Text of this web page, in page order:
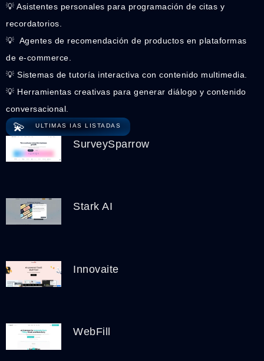
💡 Asistentes personales para programación de citas y
recordatorios.
💡 ️ Agentes de recomendación de productos en plataformas
de e-commerce.
💡 Sistemas de tutoría interactiva con contenido multimedia.
💡 Herramientas creativas para generar diálogo y contenido
conversacional.
💫 ULTIMAS IAS LISTADAS
SurveySparrow
Stark AI
Innovaite
WebFill